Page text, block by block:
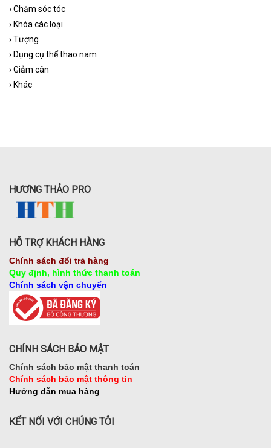
›Chăm sóc tóc
› Khóa các loại
›Tượng
› Dụng cụ thể thao nam
›Giảm cân
› Khác
HƯƠNG THẢO PRO
HỖ TRỢ KHÁCH HÀNG
Chính sách đổi trả hàng
Quy định, hình thức thanh toán
Chính sách vận chuyển
CHÍNH SÁCH BẢO MẬT
Chính sách bảo mật thanh toán
Chính sách bảo mật thông tin
Hướng dẫn mua hàng
KẾT NỐI VỚI CHÚNG TÔI